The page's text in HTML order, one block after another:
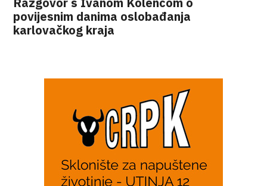
povijesnim danima oslobađanja
karlovačkog kraja